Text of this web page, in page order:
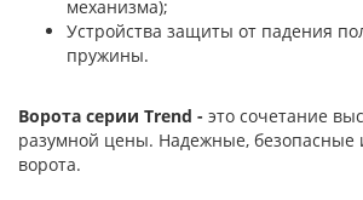
механизма);
Устройства защиты от падения
пружины.
Ворота серии Trend - это сочетание
разумной цены. Надежные, безопасные
ворота.